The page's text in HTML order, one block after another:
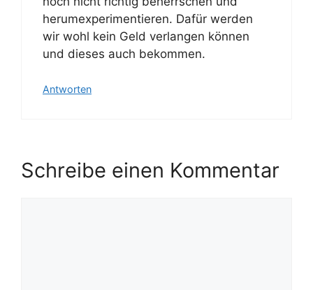
herumexperimentieren. Dafür werden
wir wohl kein Geld verlangen können
und dieses auch bekommen.
Antworten
Schreibe einen Kommentar